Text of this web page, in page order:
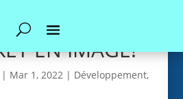
EN IMAGE!
Mar 1, 2022| Développement,